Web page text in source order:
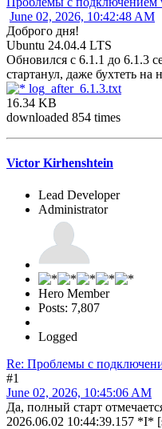
June 02, 2026, 10:42:48 AM
Доброго дня!
Ubuntu 24.04.4 LTS
Обновился с 6.1.1 до 6.1.3
стартанул, даже бухтеть
log_after_6.1.3.txt
16.34 KB
downloaded 854 times
Victor Kirhenshtein
Lead Developer
Administrator
Hero Member
Posts: 7,807
Logged
Re: Проблемы с
#1
June 02, 2026, 10:45:06 AM
Да, полный старт
2026.06.02 10:44:39.157